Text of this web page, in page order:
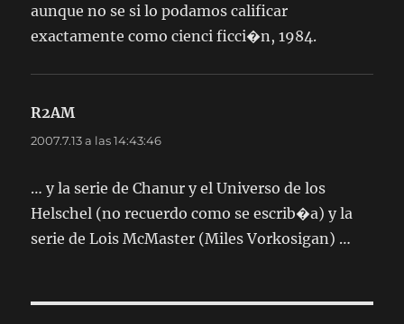
aunque no se si lo podamos calificar
exactamente como cienci ficci�n, 1984.
R2AM
2007.7.13 a las 14:43:46
… y la serie de Chanur y el Universo de los
Helschel (no recuerdo como se escrib�a) y la
serie de Lois McMaster (Miles Vorkosigan) …